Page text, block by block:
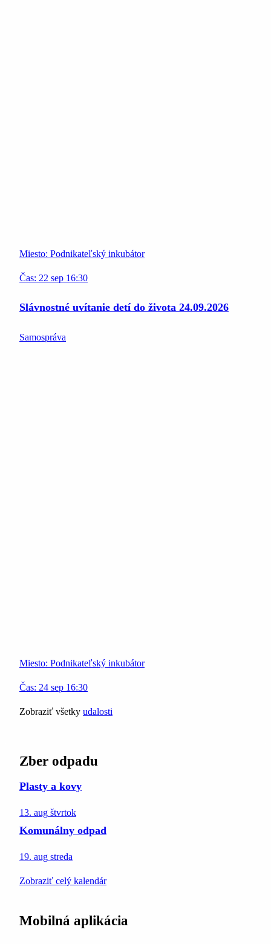
Miesto: Podnikateľský inkubátor
Čas: 22 sep 16:30
Slávnostné uvítanie detí do života 24.09.2026
Samospráva
Miesto: Podnikateľský inkubátor
Čas: 24 sep 16:30
Zobraziť všetky udalosti
Zber odpadu
Plasty a kovy
13. aug štvrtok
Komunálny odpad
19. aug streda
Zobraziť celý kalendár
Mobilná aplikácia